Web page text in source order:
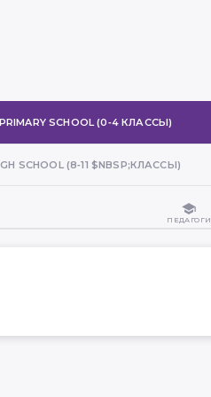
PRIMARY SCHOOL (0‑4 КЛАССЫ)
SCHOOL (8‑11 $NBSP;КЛАССЫ)
ПЕДАГОГИ